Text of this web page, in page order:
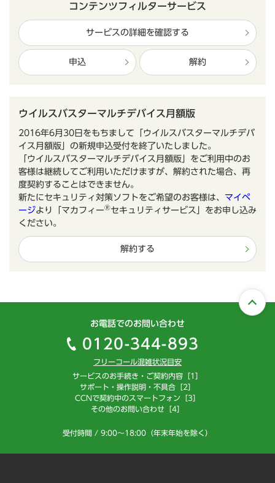
コンテンツフィルターサービス
サービスの詳細を確認する
申込 解約
ウイルスバスターマルチデバイス月額版
2016年6月30日をもちまして「ウイルスバスターマルチデバ
イス月額版」の新規申込受付を終了いたしました。
「ウイルスバスターマルチデバイス月額版」をご利用中のお
客様は継続してご利用いただけますが、解約された場合、再
度契約することはできません。
新たにセキュリティ対策ソフトをご希望のお客様は、 マイペ
ージより「マカフィー®セキュリティサービス」をお申し込み
ください。
解約する
お電話でのお問い合わせ
0120-344-893
フリーコール混雑状況目安
サービスのお手続き・ご契約内容［1］
サポート・操作説明・不具合［2］
CCNで契約中のスマートフォン［3］
その他のお問い合わせ［4］
受付時間 / 9:00～18:00（年末年始を除く）